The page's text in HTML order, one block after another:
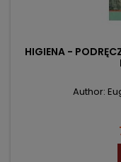
HIGIENA -
Author: